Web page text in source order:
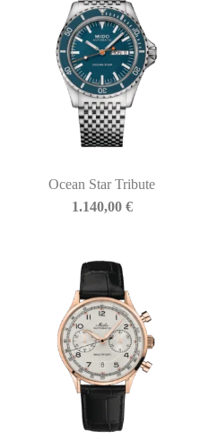
Ocean Star Tribute
1.140,00 €